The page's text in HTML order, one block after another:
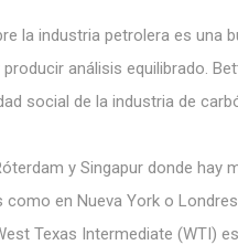
la industria petrolera es una
análisis equilibrado.
social de la industria de
y Singapur donde hay
en Nueva York o
Texas Intermediate (WTI)